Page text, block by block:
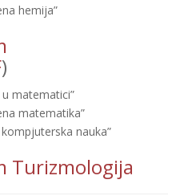
hemija”
)
matematici”
matematika”
nauka”
Turizmologija